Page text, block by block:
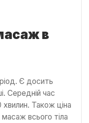
в
Є досить
Середній час
Також ціна
всього тіла